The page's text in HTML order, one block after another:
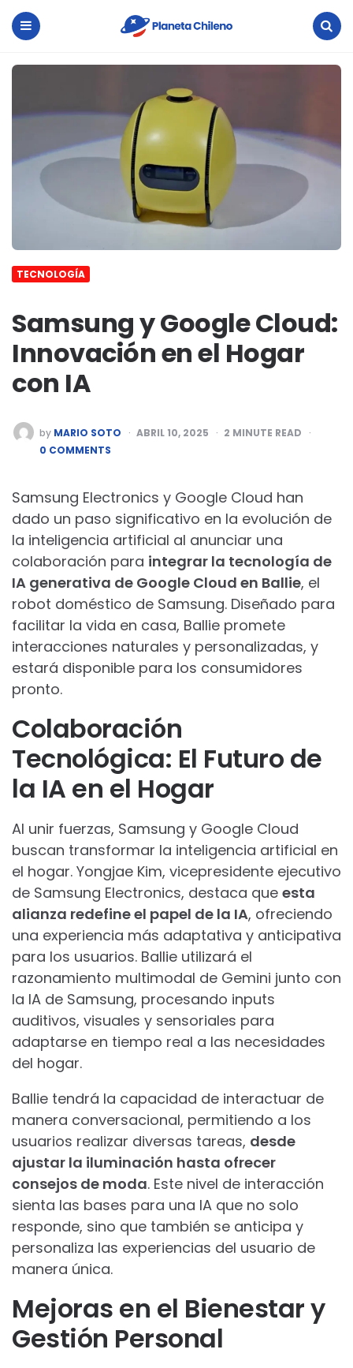
Planeta
Chileno
TECNOLOGÍA
Samsung y Google Cloud:
Innovación en el Hogar
con IA
POSTED
BY
by MARIO SOTO ABRIL 10, 2025 2 MINUTE READ
0 COMMENTS
Samsung Electronics y Google Cloud han
dado un paso significativo en la evolución de
la inteligencia artificial al anunciar una
colaboración para integrar la tecnología de
IA generativa de Google Cloud en Ballie, el
robot doméstico de Samsung. Diseñado para
facilitar la vida en casa, Ballie promete
interacciones naturales y personalizadas, y
estará disponible para los consumidores
pronto.
Colaboración
Tecnológica: El Futuro de
la IA en el Hogar
Al unir fuerzas, Samsung y Google Cloud
buscan transformar la inteligencia artificial en
el hogar. Yongjae Kim, vicepresidente ejecutivo
de Samsung Electronics, destaca que esta
alianza redefine el papel de la IA, ofreciendo
una experiencia más adaptativa y anticipativa
para los usuarios. Ballie utilizará el
razonamiento multimodal de Gemini junto con
la IA de Samsung, procesando inputs
auditivos, visuales y sensoriales para
adaptarse en tiempo real a las necesidades
del hogar.
Ballie tendrá la capacidad de interactuar de
manera conversacional, permitiendo a los
usuarios realizar diversas tareas, desde
ajustar la iluminación hasta ofrecer
consejos de moda. Este nivel de interacción
sienta las bases para una IA que no solo
responde, sino que también se anticipa y
personaliza las experiencias del usuario de
manera única.
Mejoras en el Bienestar y
Gestión Personal